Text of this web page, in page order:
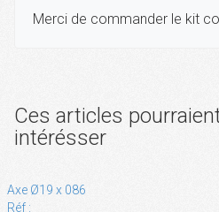
Merci de commander le kit
Ces articles
intérésser
Axe Ø19 x 086
Réf :